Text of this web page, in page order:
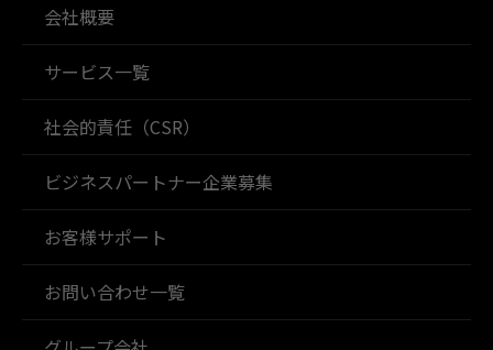
会社概要
サービス一覧
社会的責任（CSR）
ビジネスパートナー企業募集
お客様サポート
お問い合わせ一覧